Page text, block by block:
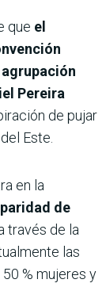
que el
Pereira
de pujar
Este.
en la
de
través de la
las
% mujeres y